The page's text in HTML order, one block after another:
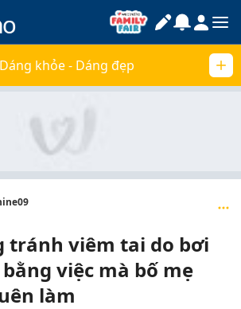
Dáng khỏe - Dáng đẹp
tránh viêm tai do bơi
việc mà bố mẹ
làm